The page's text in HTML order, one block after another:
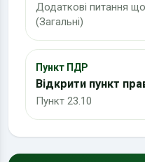
Додаткові питання
(Загальні)
Пункт ПДР
Відкрити пункт
Пункт 23.10